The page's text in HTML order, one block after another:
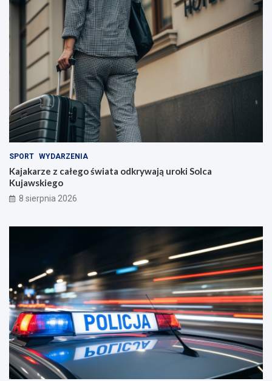
SPORT WYDARZENIA
Kajakarze z całego świata odkrywają uroki Solca
Kujawskiego
8 sierpnia 2026